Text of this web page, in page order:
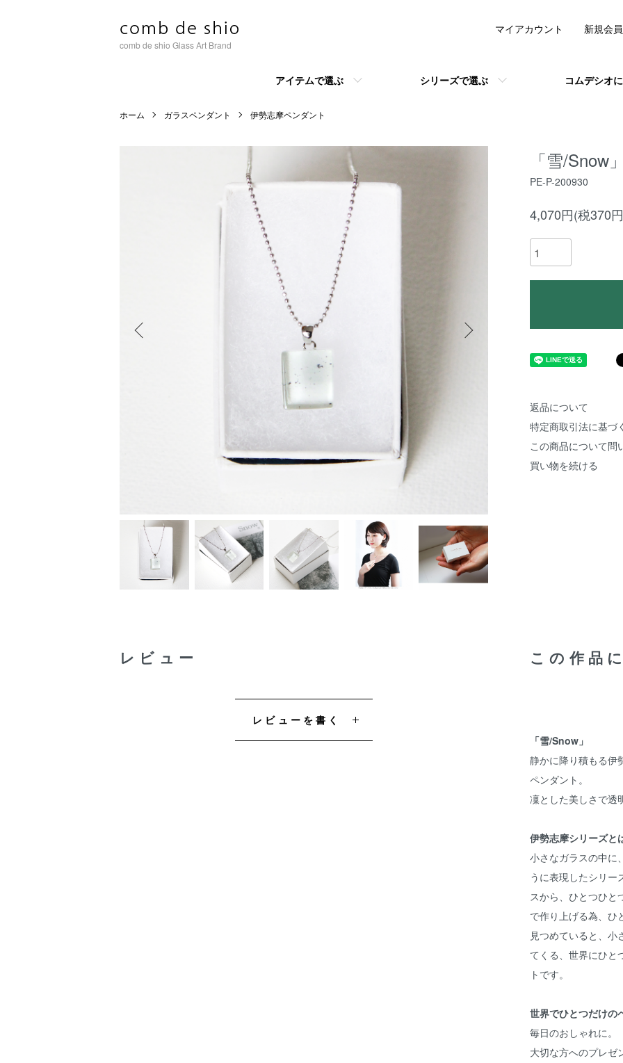
comb de shio Glass Art Brand
アイテムで選ぶ シリーズで選ぶ コムデシオ
マイアカウント 新規会
ホーム ガラスペンダント 伊勢志摩ペンダント
「雪/Snow」
PE-P-200930
4,070円(税370
返品について
特定商取引法に基づ
この商品について問
買い物を続ける
この作品
「雪/Snow」
静かに降り積もる伊
ペンダント。
凜とした美しさで透
伊勢志摩シリーズと
小さなガラスの中に
うに表現したシリー
スから、ひとつひと
で作り上げる為、ひ
見つめていると、小
てくる、世界にひと
トです。
世界でひとつだけの
毎日のおしゃれに。
大切な方へのプレゼ
レビュー
レビューを書く